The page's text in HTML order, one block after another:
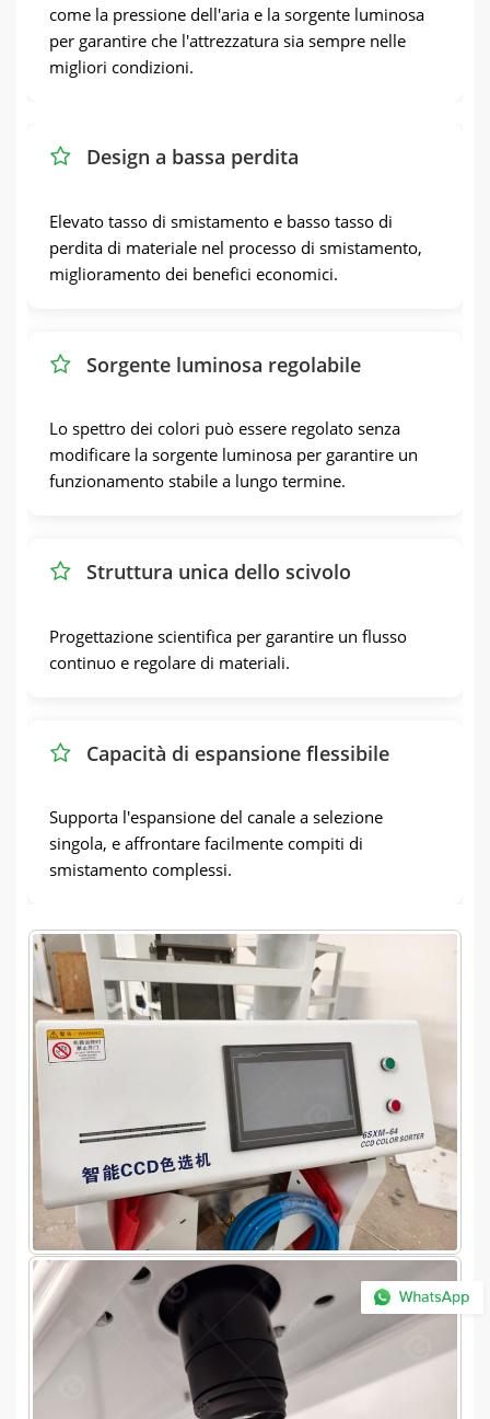
come la pressione dell'aria e la sorgente luminosa
per garantire che l'attrezzatura sia sempre nelle
migliori condizioni.
Design a bassa perdita
Elevato tasso di smistamento e basso tasso di
perdita di materiale nel processo di smistamento,
miglioramento dei benefici economici.
Sorgente luminosa regolabile
Lo spettro dei colori può essere regolato senza
modificare la sorgente luminosa per garantire un
funzionamento stabile a lungo termine.
Struttura unica dello scivolo
Progettazione scientifica per garantire un flusso
continuo e regolare di materiali.
Capacità di espansione flessibile
Supporta l'espansione del canale a selezione
singola, e affrontare facilmente compiti di
smistamento complessi.